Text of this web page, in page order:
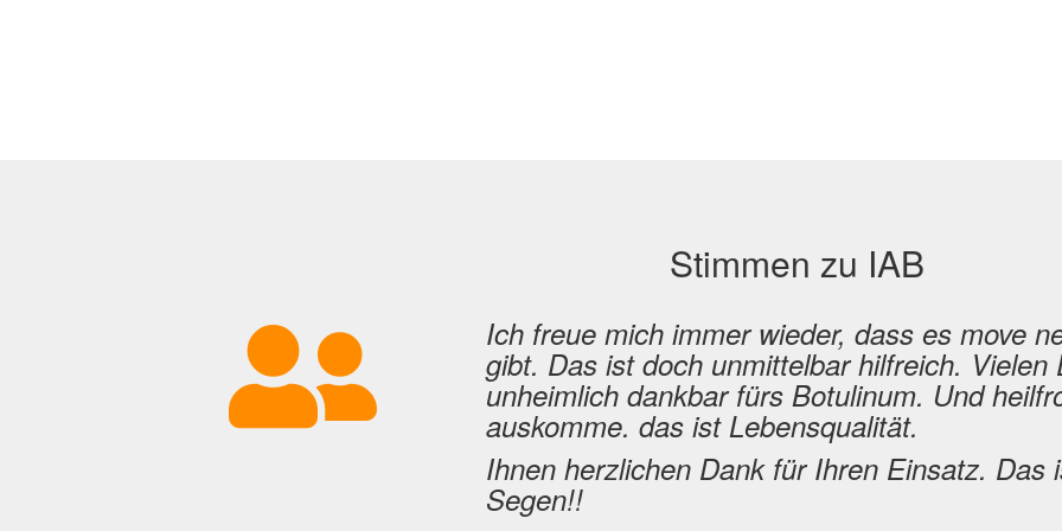
Stimmen zu IAB
Ich freue mich immer wieder, dass es move neuro und andere Angebote
gibt. Das ist doch unmittelbar hilfreich. Vielen Dank! Genauso bin ich
unheimlich dankbar fürs Botulinum. Und heilfroh, dass ich ohne THS
auskomme. das ist Lebensqualität.
Ihnen herzlichen Dank für Ihren Einsatz. Das ist für viele Menschen ein